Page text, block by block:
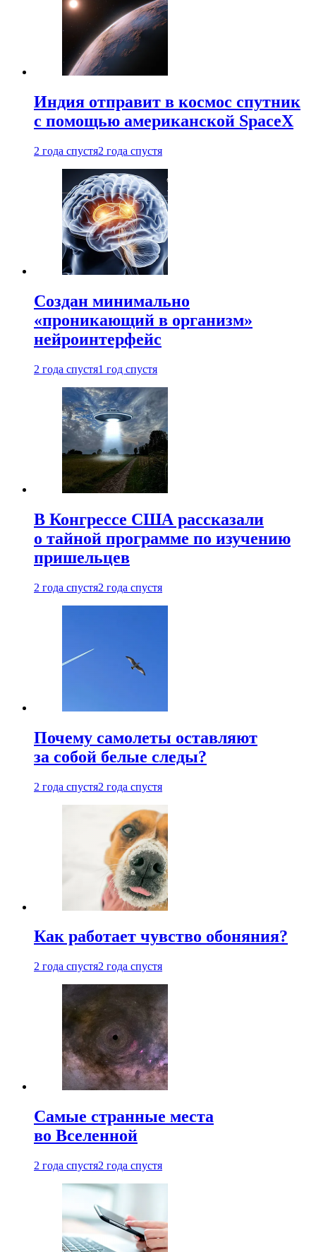
Индия отправит в космос спутник
с помощью американской SpaceX
2 года спустя2 года спустя
Создан минимально
«проникающий в организм»
нейроинтерфейс
2 года спустя1 год спустя
В Конгрессе США рассказали
о тайной программе по изучению
пришельцев
2 года спустя2 года спустя
Почему самолеты оставляют
за собой белые следы?
2 года спустя2 года спустя
Как работает чувство обоняния?
2 года спустя2 года спустя
Самые странные места
во Вселенной
2 года спустя2 года спустя